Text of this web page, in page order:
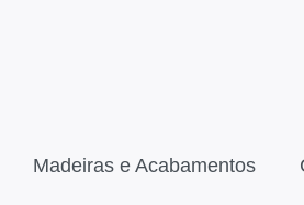
Madeiras e Acabamentos